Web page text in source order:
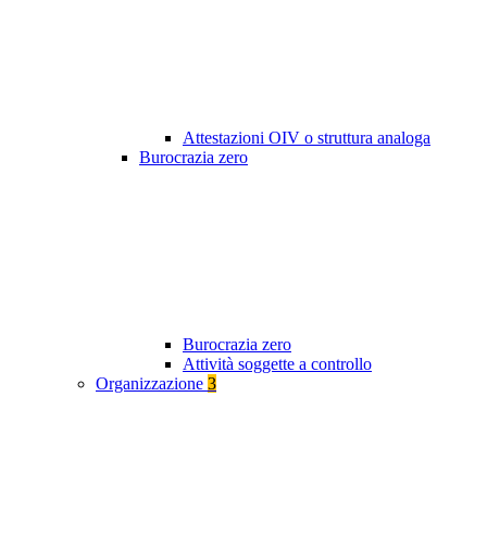
Attestazioni OIV o struttura analoga
Burocrazia zero
Burocrazia zero
Attività soggette a controllo
Organizzazione 3